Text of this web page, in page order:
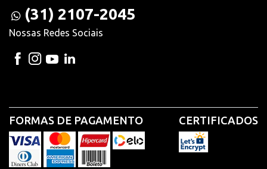
(31) 2107-2045
Nossas Redes Sociais
FORMAS DE PAGAMENTO CERTIFICADOS